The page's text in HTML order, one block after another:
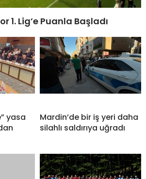
1. Lig’e Puanla Başladı
yasa
Mardin’de bir iş yeri daha
silahlı saldırıya uğradı